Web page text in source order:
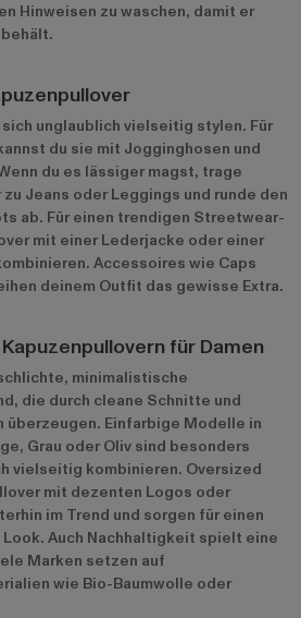
Hinweisen zu waschen, damit er
unglaublich vielseitig stylen. Für
du sie mit Jogginghosen und
du es lässiger magst, trage
Jeans oder Leggings und runde den
ab. Für einen trendigen Streetwear-
mit einer Lederjacke oder einer
Accessoires wie Caps
deinem Outfit das gewisse Extra.
für Damen
minimalistische
die durch cleane Schnitte und
Einfarbige Modelle in
Grau oder Oliv sind besonders
vielseitig kombinieren. Oversized
mit dezenten Logos oder
im Trend und sorgen für einen
Auch Nachhaltigkeit spielt eine
Marken setzen auf
wie Bio-Baumwolle oder